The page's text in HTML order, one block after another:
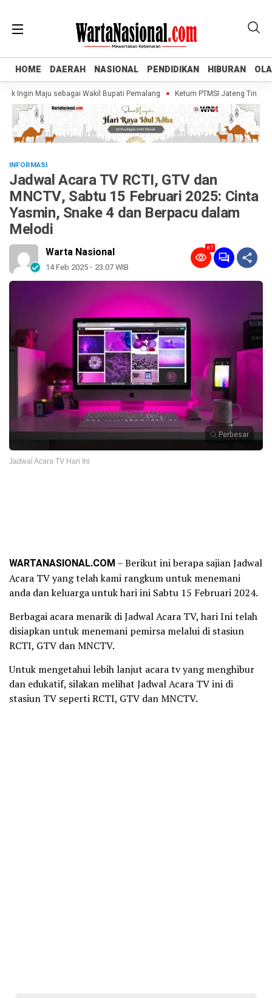
HOME DAERAH NASIONAL PENDIDIKAN HIBURAN
HOME DAERAH NASIONAL PENDIDIKAN HIBURAN
Maju sebagai Wakil Bupati Pemalang Ketum PTMSI Jateng Tinjau
INFORMASI
Jadwal Acara TV RCTI, GTV dan
MNCTV, Sabtu 15 Februari 2025: Cinta
Yasmin, Snake 4 dan Berpacu dalam
Melodi
Warta Nasional
14 Feb 2025 - 23:07 WIB
87
Perbesar
Jadwal Acara TV Hari Ini
WARTANASIONAL.COM – Berikut ini berapa sajian Jadwal
Acara TV yang telah kami rangkum untuk menemani
anda dan keluarga untuk hari ini Sabtu 15 Februari 2024.
Berbagai acara menarik di Jadwal Acara TV, hari Ini telah
disiapkan untuk menemani pemirsa melalui di stasiun
RCTI, GTV dan MNCTV.
Untuk mengetahui lebih lanjut acara tv yang menghibur
dan edukatif, silakan melihat Jadwal Acara TV ini di
stasiun TV seperti RCTI, GTV dan MNCTV.